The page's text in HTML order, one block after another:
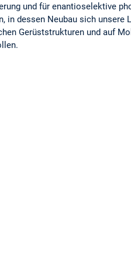
und für enantioselektive
in dessen Neubau sich unsere
Gerüststrukturen und auf